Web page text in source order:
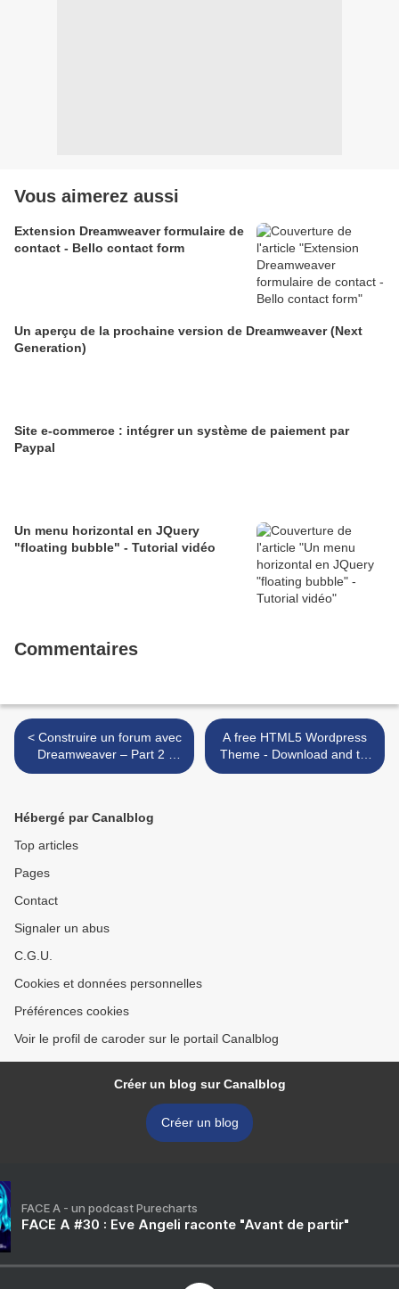
Vous aimerez aussi
Extension Dreamweaver formulaire de
contact - Bello contact form
Un aperçu de la prochaine version de Dreamweaver (Next
Generation)
Site e-commerce : intégrer un système de paiement par
Paypal
Un menu horizontal en JQuery
"floating bubble" - Tutorial vidéo
Commentaires
< Construire un forum avec
Dreamweaver – Part 2 :
authentification utilisateur
A free HTML5 Wordpress
Theme - Download and try
it now ! >
Hébergé par Canalblog
Top articles
Pages
Contact
Signaler un abus
C.G.U.
Cookies et données personnelles
Préférences cookies
Voir le profil de caroder sur le portail Canalblog
Créer un blog sur Canalblog
Créer un blog
FACE A - un podcast Purecharts
FACE A #30 : Eve Angeli raconte "Avant de partir"